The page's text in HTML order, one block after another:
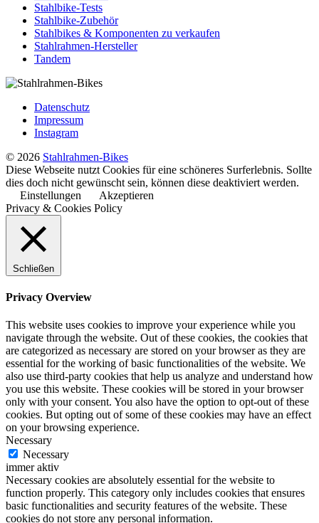
Stahlbike-Tests
Stahlbike-Zubehör
Stahlbikes & Komponenten zu verkaufen
Stahlrahmen-Hersteller
Tandem
Datenschutz
Impressum
Instagram
© 2026 Stahlrahmen-Bikes
Diese Webseite nutzt Cookies für eine schöneres Surferlebnis. Sollte
dies doch nicht gewünscht sein, können diese deaktiviert werden.
Einstellungen
Akzeptieren
Privacy & Cookies Policy
Schließen
Privacy Overview
This website uses cookies to improve your experience while you
navigate through the website. Out of these cookies, the cookies that
are categorized as necessary are stored on your browser as they are
essential for the working of basic functionalities of the website. We
also use third-party cookies that help us analyze and understand how
you use this website. These cookies will be stored in your browser
only with your consent. You also have the option to opt-out of these
cookies. But opting out of some of these cookies may have an effect
on your browsing experience.
Necessary
Necessary
immer aktiv
Necessary cookies are absolutely essential for the website to
function properly. This category only includes cookies that ensures
basic functionalities and security features of the website. These
cookies do not store any personal information.